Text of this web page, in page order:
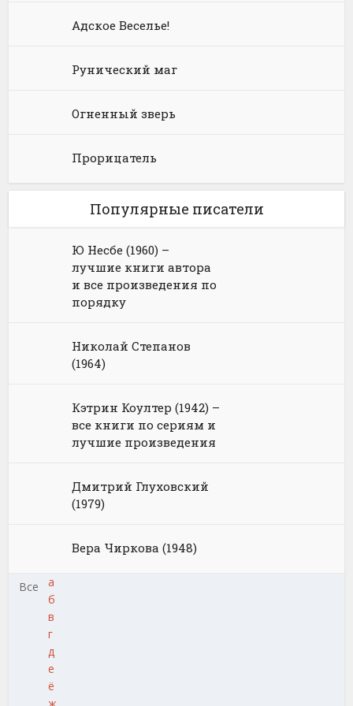
Адское Веселье!
Рунический маг
Огненный зверь
Прорицатель
Популярные писатели
Ю Несбе (1960) –
лучшие книги автора
и все произведения по
порядку
Николай Степанов
(1964)
Кэтрин Коултер (1942) –
все книги по сериям и
лучшие произведения
Дмитрий Глуховский
(1979)
Вера Чиркова (1948)
Все
а
б
в
г
д
е
ё